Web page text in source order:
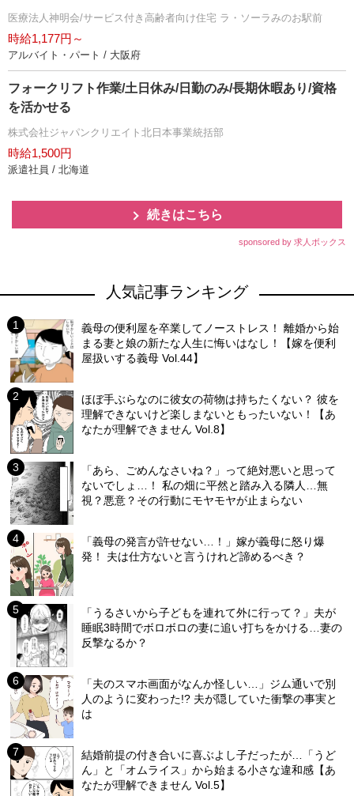
医療法人神明会/サービス付き高齢者向け住宅 ラ・ソーラみのお駅前
時給1,177円～
アルバイト・パート / 大阪府
フォークリフト作業/土日休み/日勤のみ/長期休暇あり/資格
を活かせる
株式会社ジャパンクリエイト北日本事業統括部
時給1,500円
派遣社員 / 北海道
続きはこちら
sponsored by 求人ボックス
人気記事ランキング
義母の便利屋を卒業してノーストレス！ 離婚から始
まる妻と娘の新たな人生に悔いはなし！【嫁を便利
屋扱いする義母 Vol.44】
ほぼ手ぶらなのに彼女の荷物は持ちたくない？ 彼を
理解できないけど楽しまないともったいない！【あ
なたが理解できません Vol.8】
「あら、ごめんなさいね？」って絶対悪いと思って
ないでしょ…！ 私の畑に平然と踏み入る隣人…無
視？悪意？その行動にモヤモヤが止まらない
「義母の発言が許せない…！」嫁が義母に怒り爆
発！ 夫は仕方ないと言うけれど諦めるべき？
「うるさいから子どもを連れて外に行って？」夫が
睡眠3時間でボロボロの妻に追い打ちをかける…妻の
反撃なるか？
「夫のスマホ画面がなんか怪しい…」ジム通いで別
人のように変わった!? 夫が隠していた衝撃の事実と
は
結婚前提の付き合いに喜ぶよし子だったが…「うど
ん」と「オムライス」から始まる小さな違和感【あ
なたが理解できません Vol.5】